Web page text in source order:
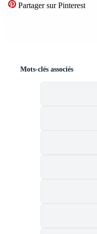
Partager sur Pinterest
Mots-clés associés